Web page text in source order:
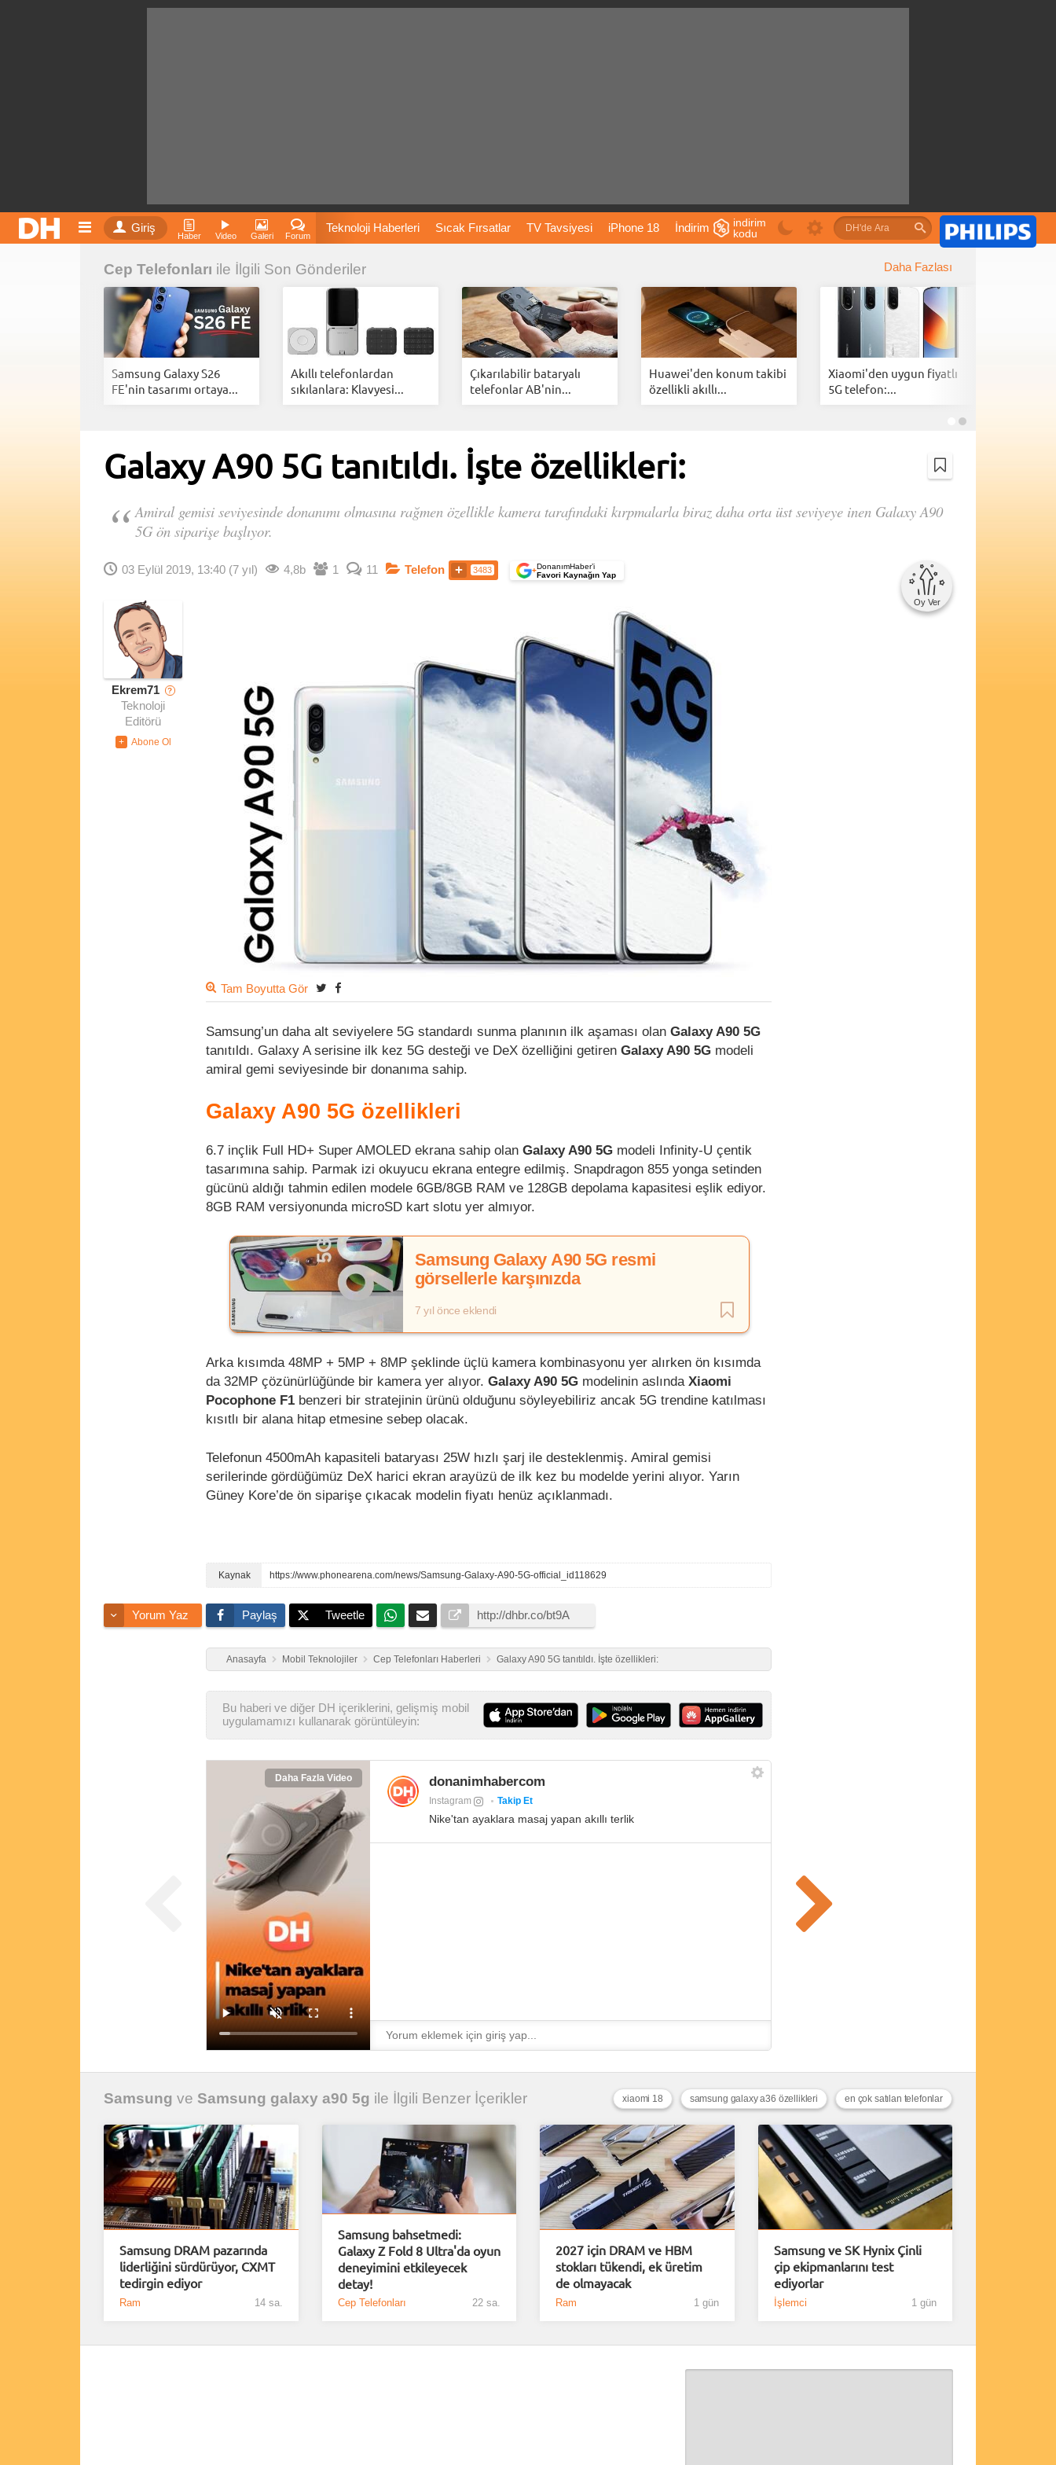
Giriş
Haber Video Galeri Forum
Teknoloji Haberleri Sıcak Fırsatlar TV Tavsiyesi iPhone 18 İndirim
Film Önerileri
Fiyatları Filmler Bitcoin Dizi Önerileri Telefon Önerileri
İnstagram Dondurma İnstagram Çöktü Mü
indirim
kodu
Cep Telefonları ile İlgili Son Gönderiler Daha Fazlası
Samsung Galaxy S26
FE'nin tasarımı ortaya...
Akıllı telefonlardan
sıkılanlara: Klavyesi...
Çıkarılabilir bataryalı
telefonlar AB'nin...
Huawei'den konum takibi
özellikli akıllı...
Xiaomi'den uygun fiyatlı
5G telefon:...
Galaxy A90 5G tanıtıldı. İşte özellikleri:
Amiral gemisi seviyesinde donanımı olmasına rağmen özellikle kamera tarafındaki kırpmalarla biraz daha orta üst seviyeye inen Galaxy A90
5G ön siparişe başlıyor.
03 Eylül 2019, 13:40 (7 yıl) 4,8b 1 11 Telefon 3483 +DonanımHaber’i
Favori Kaynağın Yap
Oy Ver
Ekrem71 ?
Teknoloji
Editörü
Tam Boyutta Gör
Samsung’un daha alt seviyelere 5G standardı sunma planının ilk aşaması olan Galaxy A90 5G
tanıtıldı. Galaxy A serisine ilk kez 5G desteği ve DeX özelliğini getiren Galaxy A90 5G modeli
amiral gemi seviyesinde bir donanıma sahip.
Galaxy A90 5G özellikleri
6.7 inçlik Full HD+ Super AMOLED ekrana sahip olan Galaxy A90 5G modeli Infinity-U çentik
tasarımına sahip. Parmak izi okuyucu ekrana entegre edilmiş. Snapdragon 855 yonga setinden
gücünü aldığı tahmin edilen modele 6GB/8GB RAM ve 128GB depolama kapasitesi eşlik ediyor.
8GB RAM versiyonunda microSD kart slotu yer almıyor.
Samsung Galaxy A90 5G resmi
görsellerle karşınızda
7 yıl önce eklendi
Arka kısımda 48MP + 5MP + 8MP şeklinde üçlü kamera kombinasyonu yer alırken ön kısımda
da 32MP çözünürlüğünde bir kamera yer alıyor. Galaxy A90 5G modelinin aslındaXiaomi
Pocophone F1 benzeri bir stratejinin ürünü olduğunu söyleyebiliriz ancak 5G trendine katılması
kısıtlı bir alana hitap etmesine sebep olacak.
Telefonun 4500mAh kapasiteli bataryası 25W hızlı şarj ile desteklenmiş. Amiral gemisi
serilerinde gördüğümüz DeX harici ekran arayüzü de ilk kez bu modelde yerini alıyor. Yarın
Güney Kore’de ön siparişe çıkacak modelin fiyatı henüz açıklanmadı.
https://www.phonearena.com/news/Samsung-Galaxy-A90-5G-official_id118629
Yorum Yaz Paylaş Tweetle
Anasayfa Mobil Teknolojiler Cep Telefonları Haberleri Galaxy A90 5G tanıtıldı. İşte özellikleri:
Bu haberi ve diğer DH içeriklerini, gelişmiş mobil
uygulamamızı kullanarak görüntüleyin:
Daha Fazla Video donanimhabercom
Instagram Takip Et
Nike'tan ayaklara masaj yapan akıllı terlik
Samsung ve Samsung galaxy a90 5g ile İlgili Benzer İçerikler en çok satılan telefonlar
samsung galaxy a36 özellikleri
xiaomi 18
Samsung DRAM pazarında
liderliğini sürdürüyor, CXMT
tedirgin ediyor
Ram 14 sa.
Samsung bahsetmedi:
Galaxy Z Fold 8 Ultra'da oyun
deneyimini etkileyecek
detay!
Cep Telefonları 22 sa.
2027 için DRAM ve HBM
stokları tükendi, ek üretim
de olmayacak
Ram 1 gün
Samsung ve SK Hynix Çinli
çip ekipmanlarını test
ediyorlar
İşlemci 1 gün